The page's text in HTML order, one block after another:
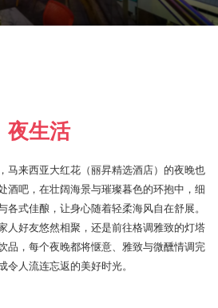
夜生活
马来西亚大红花（丽昇精选酒店）的夜晚也
酒吧，在壮阔海景与璀璨暮色的环抱中，细
各式佳酿，让身心随着轻柔海风自在舒展。
人好友悠然相聚，还是前往格调雅致的灯塔
品，每个夜晚都将惬意、雅致与微醺情调完
令人流连忘返的美好时光。